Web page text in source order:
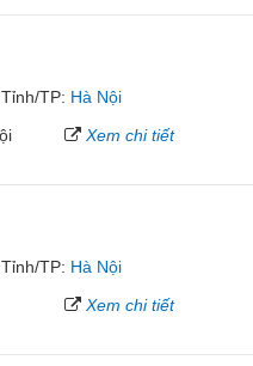
Tỉnh/TP: Hà Nội
Xem chi tiết
Tỉnh/TP: Hà Nội
Xem chi tiết